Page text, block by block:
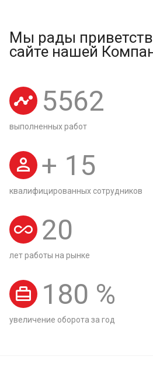
Мы рады
сайте нашей
5562
выполненных работ
+ 15
квалифицированных сотрудников
20
лет работы на рынке
180 %
увеличение оборота за год